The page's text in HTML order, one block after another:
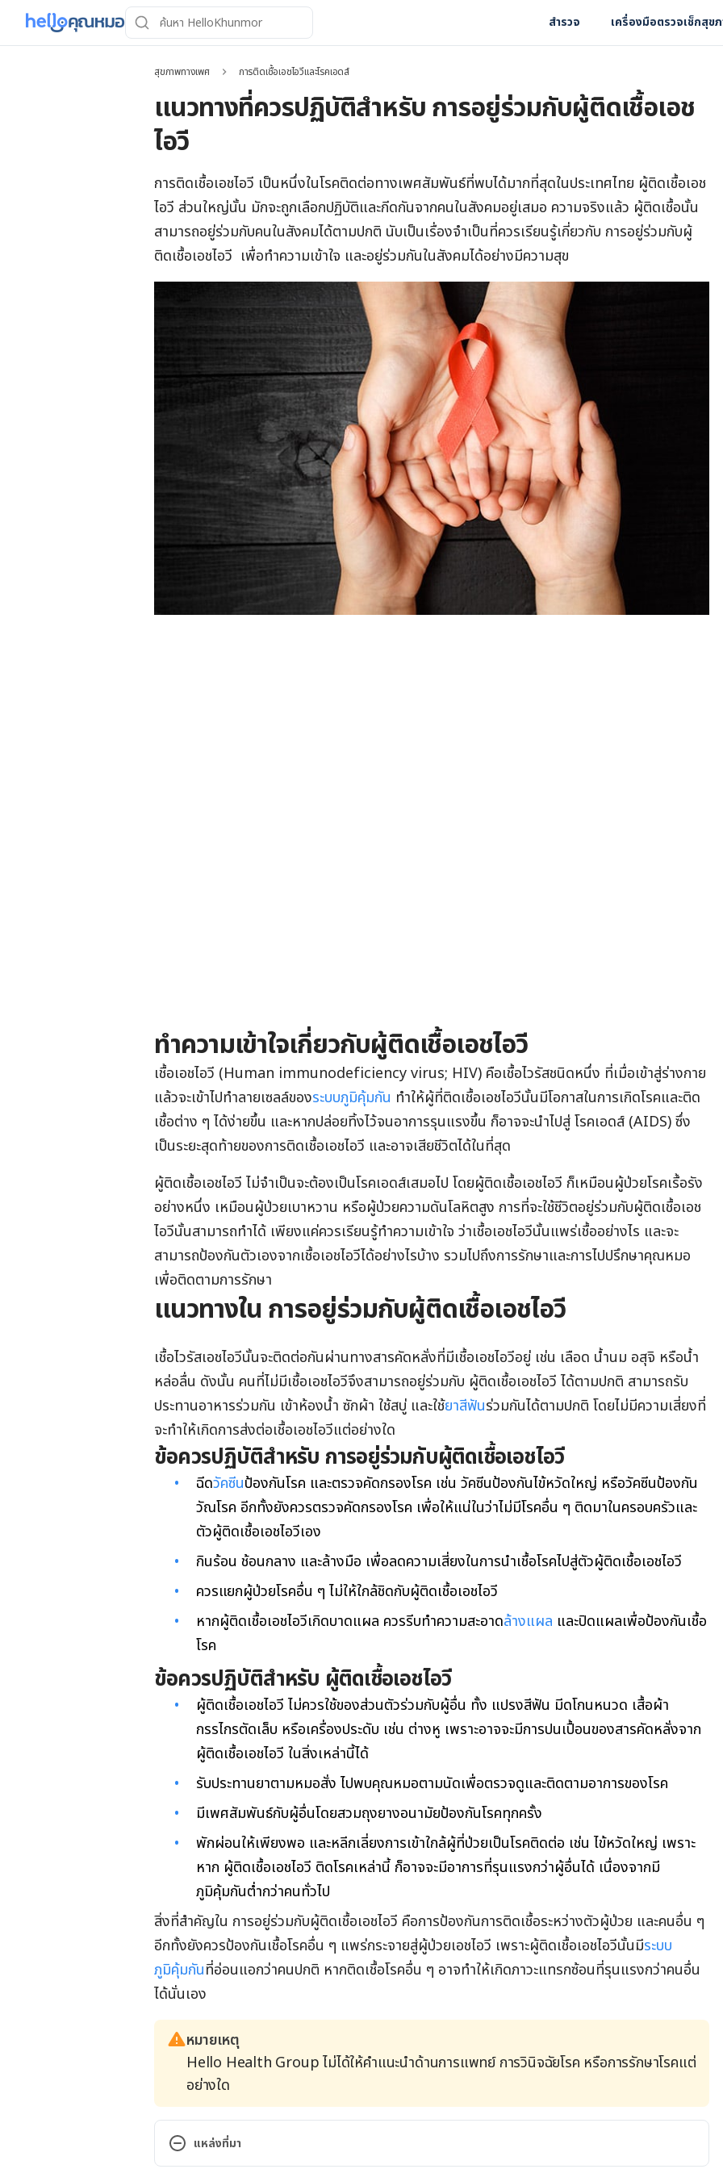
สำรวจ เครื่องมือตรวจเช็กสุข
สุขภาพทางเพศ การติดเชื้อเอชไอวีและโรคเอดส์
แนวทางที่ควรปฏิบัติสำหรับ การอยู่ร่วมกับผู้ติดเชื้อเอช
ไอวี
การติดเชื้อเอชไอวี เป็นหนึ่งในโรคติดต่อทางเพศสัมพันธ์ที่พบได้มากที่สุดในประเทศไทย ผู้ติดเชื้อเอช
ไอวี ส่วนใหญ่นั้น มักจะถูกเลือกปฏิบัติและกีดกันจากคนในสังคมอยู่เสมอ ความจริงแล้ว ผู้ติดเชื้อนั้น
สามารถอยู่ร่วมกับคนในสังคมได้ตามปกติ นับเป็นเรื่องจำเป็นที่ควรเรียนรู้เกี่ยวกับ การอยู่ร่วมกับผู้
ติดเชื้อเอชไอวี เพื่อทำความเข้าใจ และอยู่ร่วมกันในสังคมได้อย่างมีความสุข
ทำความเข้าใจเกี่ยวกับผู้ติดเชื้อเอชไอวี
เชื้อเอชไอวี (Human immunodeficiency virus; HIV) คือเชื้อไวรัสชนิดหนึ่ง ที่เมื่อเข้าสู่ร่างกาย
แล้วจะเข้าไปทำลายเซลล์ของระบบภูมิคุ้มกัน ทำให้ผู้ที่ติดเชื้อเอชไอวีนั้นมีโอกาสในการเกิดโรคและติด
เชื้อต่าง ๆ ได้ง่ายขึ้น และหากปล่อยทิ้งไว้จนอาการรุนแรงขึ้น ก็อาจจะนำไปสู่ โรคเอดส์ (AIDS) ซึ่ง
เป็นระยะสุดท้ายของการติดเชื้อเอชไอวี และอาจเสียชีวิตได้ในที่สุด
ผู้ติดเชื้อเอชไอวี ไม่จำเป็นจะต้องเป็นโรคเอดส์เสมอไป โดยผู้ติดเชื้อเอชไอวี ก็เหมือนผู้ป่วยโรคเรื้อรัง
อย่างหนึ่ง เหมือนผู้ป่วยเบาหวาน หรือผู้ป่วยความดันโลหิตสูง การที่จะใช้ชีวิตอยู่ร่วมกับผู้ติดเชื้อเอช
ไอวีนั้นสามารถทำได้ เพียงแค่ควรเรียนรู้ทำความเข้าใจ ว่าเชื้อเอชไอวีนั้นแพร่เชื้ออย่างไร และจะ
สามารถป้องกันตัวเองจากเชื้อเอชไอวีได้อย่างไรบ้าง รวมไปถึงการรักษาและการไปปรึกษาคุณหมอ
เพื่อติดตามการรักษา
แนวทางใน การอยู่ร่วมกับผู้ติดเชื้อเอชไอวี
เชื้อไวรัสเอชไอวีนั้นจะติดต่อกันผ่านทางสารคัดหลั่งที่มีเชื้อเอชไอวีอยู่ เช่น เลือด น้ำนม อสุจิ หรือน้ำ
หล่อลื่น ดังนั้น คนที่ไม่มีเชื้อเอชไอวีจึงสามารถอยู่ร่วมกับ ผู้ติดเชื้อเอชไอวี ได้ตามปกติ สามารถรับ
ประทานอาหารร่วมกัน เข้าห้องน้ำ ซักผ้า ใช้สบู่ และใช้ยาสีฟันร่วมกันได้ตามปกติ โดยไม่มีความเสี่ยงที่
จะทำให้เกิดการส่งต่อเชื้อเอชไอวีแต่อย่างใด
ข้อควรปฏิบัติสำหรับ การอยู่ร่วมกับผู้ติดเชื้อเอชไอวี
ฉีดวัคซีนป้องกันโรค และตรวจคัดกรองโรค เช่น วัคซีนป้องกันไข้หวัดใหญ่ หรือวัคซีนป้องกัน
วัณโรค อีกทั้งยังควรตรวจคัดกรองโรค เพื่อให้แน่ในว่าไม่มีโรคอื่น ๆ ติดมาในครอบครัวและ
ตัวผู้ติดเชื้อเอชไอวีเอง
กินร้อน ช้อนกลาง และล้างมือ เพื่อลดความเสี่ยงในการนำเชื้อโรคไปสู่ตัวผู้ติดเชื้อเอชไอวี
ควรแยกผู้ป่วยโรคอื่น ๆ ไม่ให้ใกล้ชิดกับผู้ติดเชื้อเอชไอวี
หากผู้ติดเชื้อเอชไอวีเกิดบาดแผล ควรรีบทำความสะอาดล้างแผล และปิดแผลเพื่อป้องกันเชื้อ
โรค
ข้อควรปฏิบัติสำหรับ ผู้ติดเชื้อเอชไอวี
ผู้ติดเชื้อเอชไอวี ไม่ควรใช้ของส่วนตัวร่วมกับผู้อื่น ทั้ง แปรงสีฟัน มีดโกนหนวด เสื้อผ้า
กรรไกรตัดเล็บ หรือเครื่องประดับ เช่น ต่างหู เพราะอาจจะมีการปนเปื้อนของสารคัดหลั่งจาก
ผู้ติดเชื้อเอชไอวี ในสิ่งเหล่านี้ได้
รับประทานยาตามหมอสั่ง ไปพบคุณหมอตามนัดเพื่อตรวจดูและติดตามอาการของโรค
มีเพศสัมพันธ์กับผู้อื่นโดยสวมถุงยางอนามัยป้องกันโรคทุกครั้ง
พักผ่อนให้เพียงพอ และหลีกเลี่ยงการเข้าใกล้ผู้ที่ป่วยเป็นโรคติดต่อ เช่น ไข้หวัดใหญ่ เพราะ
หาก ผู้ติดเชื้อเอชไอวี ติดโรคเหล่านี้ ก็อาจจะมีอาการที่รุนแรงกว่าผู้อื่นได้ เนื่องจากมี
ภูมิคุ้มกันต่ำกว่าคนทั่วไป
สิ่งที่สำคัญใน การอยู่ร่วมกับผู้ติดเชื้อเอชไอวี คือการป้องกันการติดเชื้อระหว่างตัวผู้ป่วย และคนอื่น ๆ
อีกทั้งยังควรป้องกันเชื้อโรคอื่น ๆ แพร่กระจายสู่ผู้ป่วยเอชไอวี เพราะผู้ติดเชื้อเอชไอวีนั้นมีระบบ
ภูมิคุ้มกันที่อ่อนแอกว่าคนปกติ หากติดเชื้อโรคอื่น ๆ อาจทำให้เกิดภาวะแทรกซ้อนที่รุนแรงกว่าคนอื่น
ได้นั่นเอง
หมายเหตุ
Hello Health Group ไม่ได้ให้คำแนะนำด้านการแพทย์ การวินิจฉัยโรค หรือการรักษาโรคแต่
อย่างใด
แหล่งที่มา